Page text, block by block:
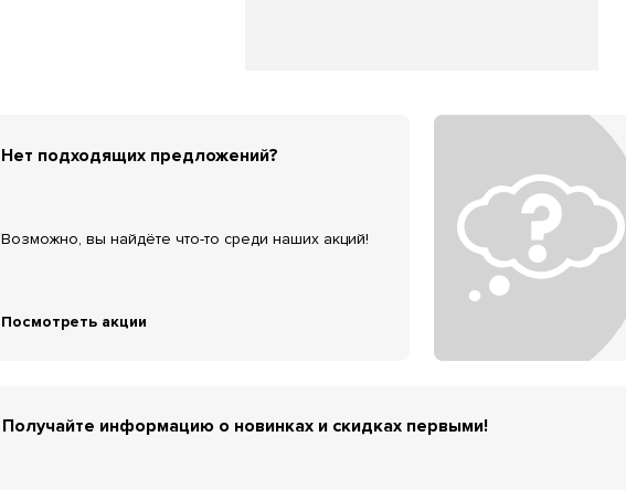
Нет подходящих предложений?
Возможно, вы найдёте что-то среди наших акций!
Посмотреть акции
Получайте информацию о новинках и скидках первыми!